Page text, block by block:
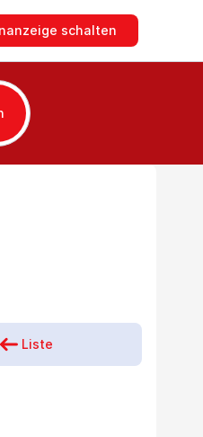
schalten
Liste